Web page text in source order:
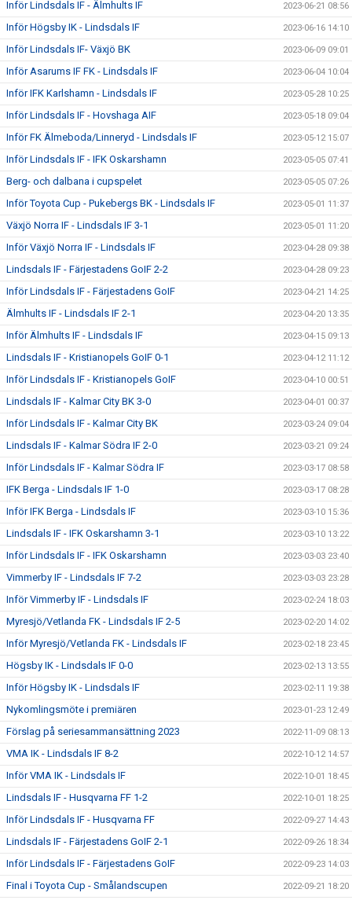
Inför Lindsdals IF - Älmhults IF 2023-06-21 08:56
Inför Högsby IK - Lindsdals IF 2023-06-16 14:10
Inför Lindsdals IF- Växjö BK 2023-06-09 09:01
Inför Asarums IF FK - Lindsdals IF 2023-06-04 10:04
Inför IFK Karlshamn - Lindsdals IF 2023-05-28 10:25
Inför Lindsdals IF - Hovshaga AIF 2023-05-18 09:04
Inför FK Älmeboda/Linneryd - Lindsdals IF 2023-05-12 15:07
Inför Lindsdals IF - IFK Oskarshamn 2023-05-05 07:41
Berg- och dalbana i cupspelet 2023-05-05 07:26
Inför Toyota Cup - Pukebergs BK - Lindsdals IF 2023-05-01 11:37
Växjö Norra IF - Lindsdals IF 3-1 2023-05-01 11:20
Inför Växjö Norra IF - Lindsdals IF 2023-04-28 09:38
Lindsdals IF - Färjestadens GoIF 2-2 2023-04-28 09:23
Inför Lindsdals IF - Färjestadens GoIF 2023-04-21 14:25
Älmhults IF - Lindsdals IF 2-1 2023-04-20 13:35
Inför Älmhults IF - Lindsdals IF 2023-04-15 09:13
Lindsdals IF - Kristianopels GoIF 0-1 2023-04-12 11:12
Inför Lindsdals IF - Kristianopels GoIF 2023-04-10 00:51
Lindsdals IF - Kalmar City BK 3-0 2023-04-01 00:37
Inför Lindsdals IF - Kalmar City BK 2023-03-24 09:04
Lindsdals IF - Kalmar Södra IF 2-0 2023-03-21 09:24
Inför Lindsdals IF - Kalmar Södra IF 2023-03-17 08:58
IFK Berga - Lindsdals IF 1-0 2023-03-17 08:28
Inför IFK Berga - Lindsdals IF 2023-03-10 15:36
Lindsdals IF - IFK Oskarshamn 3-1 2023-03-10 13:22
Inför Lindsdals IF - IFK Oskarshamn 2023-03-03 23:40
Vimmerby IF - Lindsdals IF 7-2 2023-03-03 23:28
Inför Vimmerby IF - Lindsdals IF 2023-02-24 18:03
Myresjö/Vetlanda FK - Lindsdals IF 2-5 2023-02-20 14:02
Inför Myresjö/Vetlanda FK - Lindsdals IF 2023-02-18 23:45
Högsby IK - Lindsdals IF 0-0 2023-02-13 13:55
Inför Högsby IK - Lindsdals IF 2023-02-11 19:38
Nykomlingsmöte i premiären 2023-01-23 12:49
Förslag på seriesammansättning 2023 2022-11-09 08:13
VMA IK - Lindsdals IF 8-2 2022-10-12 14:57
Inför VMA IK - Lindsdals IF 2022-10-01 18:45
Lindsdals IF - Husqvarna FF 1-2 2022-10-01 18:25
Inför Lindsdals IF - Husqvarna FF 2022-09-27 14:43
Lindsdals IF - Färjestadens GoIF 2-1 2022-09-26 18:34
Inför Lindsdals IF - Färjestadens GoIF 2022-09-23 14:03
Final i Toyota Cup - Smålandscupen 2022-09-21 18:20